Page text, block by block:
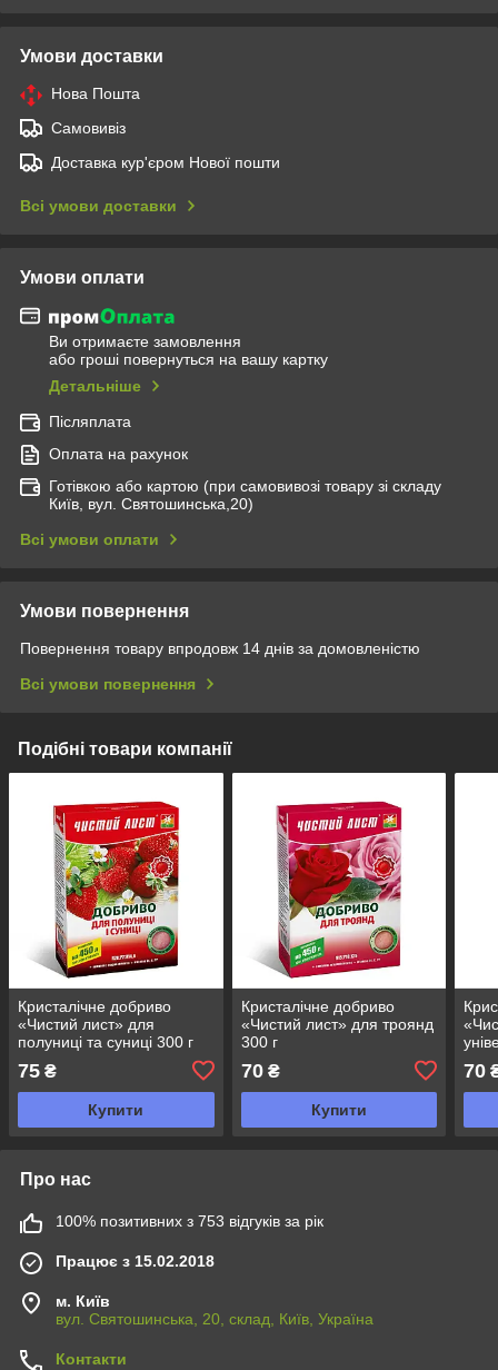
Умови доставки
Нова Пошта
Самовивіз
Доставка кур'єром Нової пошти
Всі умови доставки
Умови оплати
Ви отримаєте замовлення
або гроші повернуться на вашу картку
Детальніше
Післяплата
Оплата на рахунок
Готівкою або картою (при самовивозі товару зі складу
Київ, вул. Святошинська,20)
Всі умови оплати
Умови повернення
Повернення товару впродовж 14 днів за домовленістю
Всі умови повернення
Подібні товари компанії
Кристалічне добриво
«Чистий лист» для
полуниці та суниці 300 г
75 ₴
Купити
Кристалічне добриво
«Чистий лист» для троянд
300 г
70₴
Купити
70
Про нас
100% позитивних з 753 відгуків за рік
Працює з 15.02.2018
м. Київ
вул. Святошинська, 20, склад, Київ, Україна
Контакти